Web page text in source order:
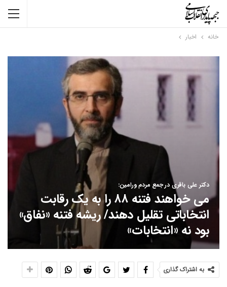
خانه اخبار
دکتر علی باقری در جمع مردم ورامین:
می خواهند فتنه ۸۸ را به یک رقابت
انتخاباتی تقلیل دهند/ ریشه فتنه «نفاق»
بود نه «انتخابات»
به اشتراک گذاری